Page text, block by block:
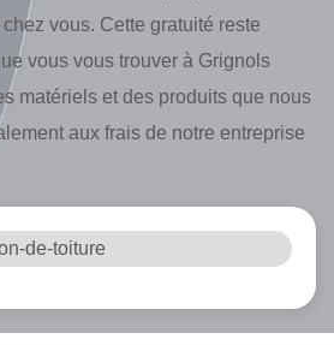
vous. Cette gratuité reste
vous vous trouver à Grignols
matériels et des produits que nous
aux frais de notre entreprise